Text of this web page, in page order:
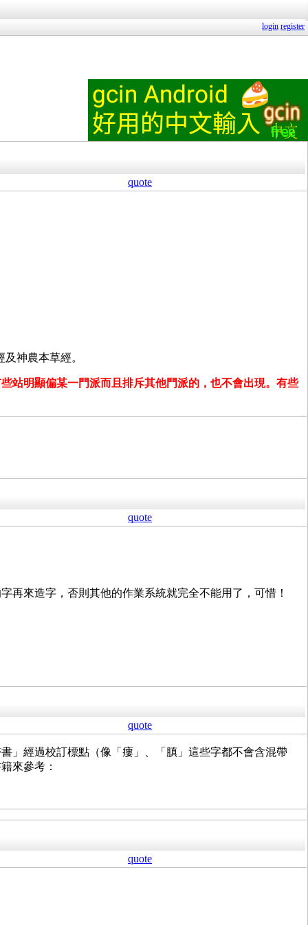
login register
quote
神農本草經。
站明顯偏某一門派而且排斥其他門派的，也不會出現。有些
quote
再來造字，否則其他的作業系統就完全不能用了，可惜！
quote
」經過校訂標點（像「瘻」、「䐜」這些字都不會含混帶
來參考：
quote